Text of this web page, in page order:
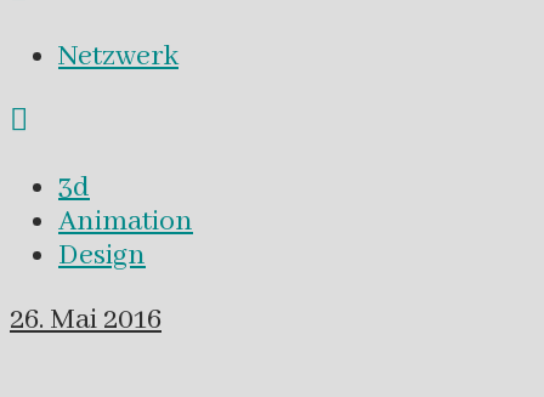
Netzwerk
3d
Animation
Design
26. Mai 2016